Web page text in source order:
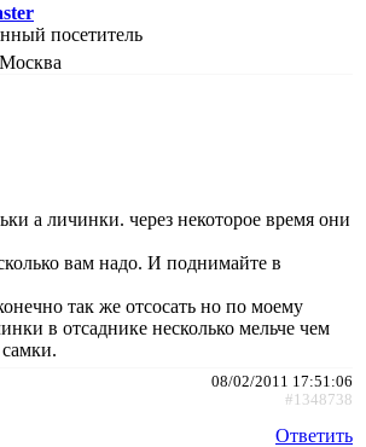
посетитель
Москва
а личинки. через некоторое время они
вам надо. И поднимайте в
так же отсосать но по моему
в отсаднике несколько мельче чем
08/02/2011 17:51:06
#1348738
Ответить